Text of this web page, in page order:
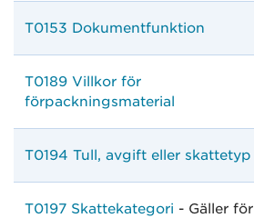
T0153 Dokumentfunktion
T0189 Villkor för
förpackningsmaterial
T0194 Tull, avgift eller skattetyp
T0197 Skattekategori - Gäller för